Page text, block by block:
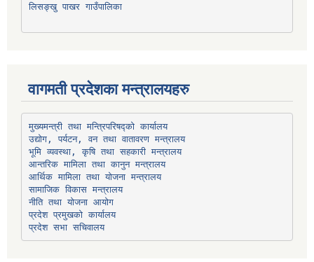
लिसङ्खु पाखर गाउँपालिका
वागमती प्रदेशका मन्त्रालयहरु
मुख्यमन्त्री तथा मन्त्रिपरिषद्को कार्यालय
उद्योग, पर्यटन, वन तथा वातावरण मन्त्रालय
भूमि व्यवस्था, कृषि तथा सहकारी मन्त्रालय
आन्तरिक मामिला तथा कानुन मन्त्रालय
आर्थिक मामिला तथा योजना मन्त्रालय
सामाजिक विकास मन्त्रालय
नीति तथा योजना आयोग
प्रदेश प्रमुखको कार्यालय
प्रदेश सभा सचिवालय